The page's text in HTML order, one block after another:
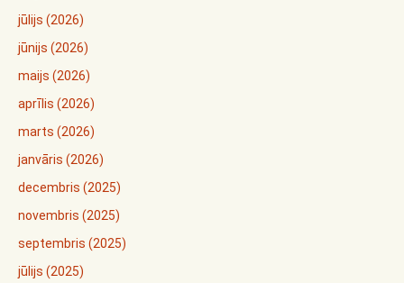
jūlijs (2026)
jūnijs (2026)
maijs (2026)
aprīlis (2026)
marts (2026)
janvāris (2026)
decembris (2025)
novembris (2025)
septembris (2025)
jūlijs (2025)